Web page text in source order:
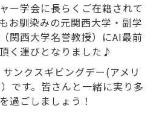
ー学会に長らくご在籍されて
お馴染みの元関西大学・副学
関西大学名誉教授）にAI最前
く運びとなりました♪
ンクスギビングデー(アメリ
です。皆さんと一緒に実り多
過ごしましょう！